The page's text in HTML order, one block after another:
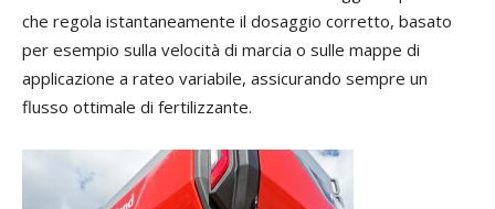
che regola istantaneamente il dosaggio corretto, basato
per esempio sulla velocità di marcia o sulle mappe di
applicazione a rateo variabile, assicurando sempre un
flusso ottimale di fertilizzante.